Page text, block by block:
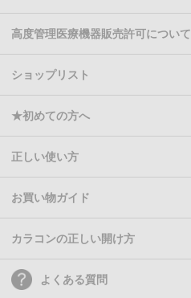
高度管理医療機器販売許可について
ショップリスト
★初めての方へ
正しい使い方
お買い物ガイド
カラコンの正しい開け方
よくある質問